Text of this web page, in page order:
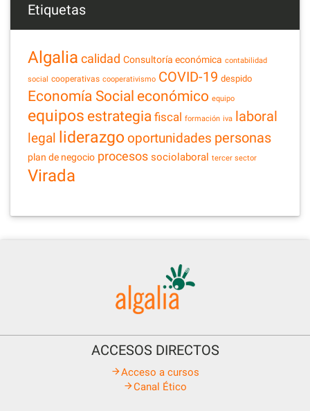
Etiquetas
Algalia calidad Consultoría económica contabilidad
social cooperativas cooperativismo COVID-19 despido
Economía Social económico equipo
equipos estrategia fiscal formación iva laboral
legal liderazgo oportunidades personas
plan de negocio procesos sociolaboral tercer sector
Virada
ACCESOS DIRECTOS
Acceso a cursos
Canal Ético